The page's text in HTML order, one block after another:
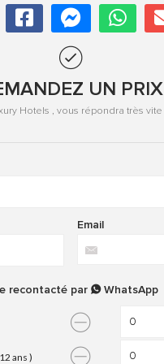
UN PRIX
Hotels , vous répondra très vite
Email
recontacté par WhatsApp
ans )